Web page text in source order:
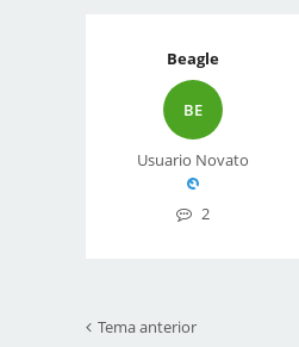
Beagle
BE
Usuario Novato
2
Tema anterior